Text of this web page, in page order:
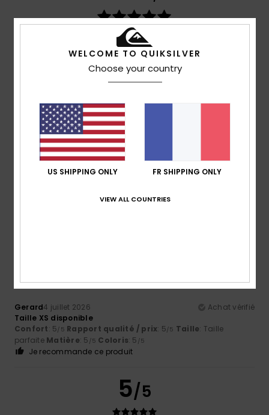
3 avis vérifiés
100% de nos clients recommandent ce produit
Rapport qualité / prix
Taille
Trop petit Trop grand
Gerard4 juillet 2026
Achat vérifié
Taille XS disponible
Confort: 5/5 Rapport qualité / prix: 5/5 Taille: Taille
parfaite Matière: 5 /5 Coloris: 5 /5
Je recommande ce produit
5/5
WELCOME TO QUIKSILVER
Choose your country
US SHIPPING ONLY FR SHIPPING ONLY
VIEW ALL COUNTRIES